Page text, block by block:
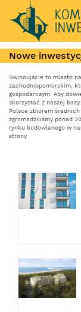
Nowe
Świnoujście to miasto
zachodniopomorskim,
gospodarczym. Aby
skorzystać z naszej
Polsce zbiorem
zgromadziliśmy ponad
rynku budowlanego w
strony.